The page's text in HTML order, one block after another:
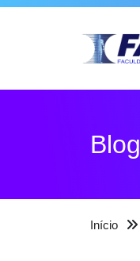
Blog
Início